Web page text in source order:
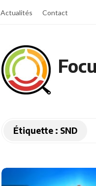
Actualités Contact
Étiquette : SND